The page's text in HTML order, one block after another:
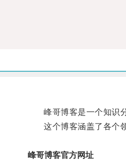
峰哥博客是一个知识分
这个博客涵盖了各个领
峰哥博客官方网址